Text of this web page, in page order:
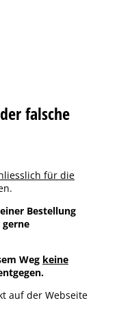
falsche
für die
Bestellung
Weg keine
auf der Webseite